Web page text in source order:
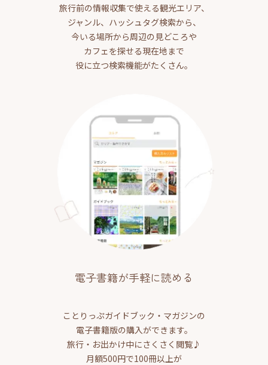
旅行前の情報収集で使える観光エリア、
ジャンル、ハッシュタグ検索から、
今いる場所から周辺の見どころや
カフェを探せる現在地まで
役に立つ検索機能がたくさん。
電子書籍が手軽に読める
ことりっぷガイドブック・マガジンの
電子書籍版の購入ができます。
旅行・お出かけ中にさくさく閲覧♪
月額500円で100冊以上が